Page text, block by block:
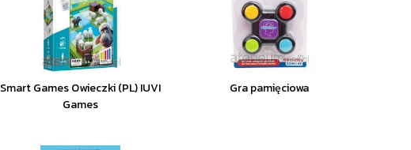
Smart Games Owieczki (PL) IUVI
Games
Gra pamięciowa